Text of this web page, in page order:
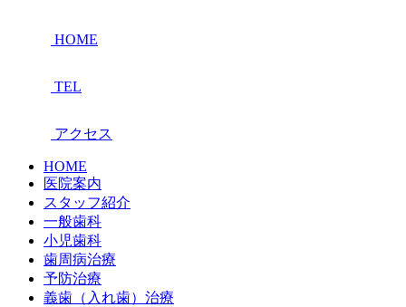
HOME
TEL
アクセス
HOME
医院案内
スタッフ紹介
一般歯科
小児歯科
歯周病治療
予防治療
義歯（入れ歯）治療